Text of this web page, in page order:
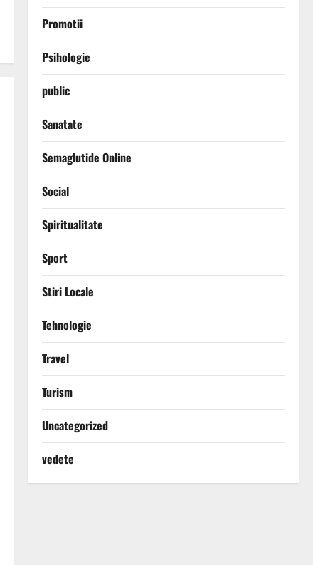
Promotii
Psihologie
public
Sanatate
Semaglutide Online
Social
Spiritualitate
Sport
Stiri Locale
Tehnologie
Travel
Turism
Uncategorized
vedete